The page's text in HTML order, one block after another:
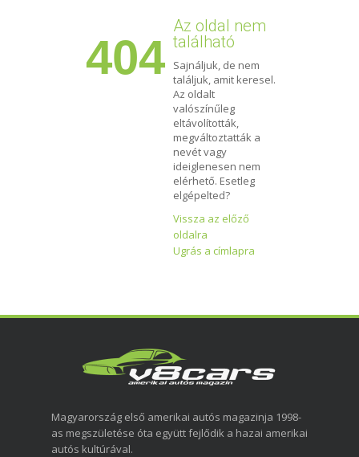
404
Az oldal nem
található
Sajnáljuk, de nem
találjuk, amit keresel.
Az oldalt
valószínűleg
eltávolították,
megváltoztatták a
nevét vagy
ideiglenesen nem
elérhető. Esetleg
elgépelted?
Vissza az előző
oldalra
Ugrás a címlapra
Magyarország első amerikai autós magazinja 1998-
as megszületése óta együtt fejlődik a hazai amerikai
autós kultúrával.